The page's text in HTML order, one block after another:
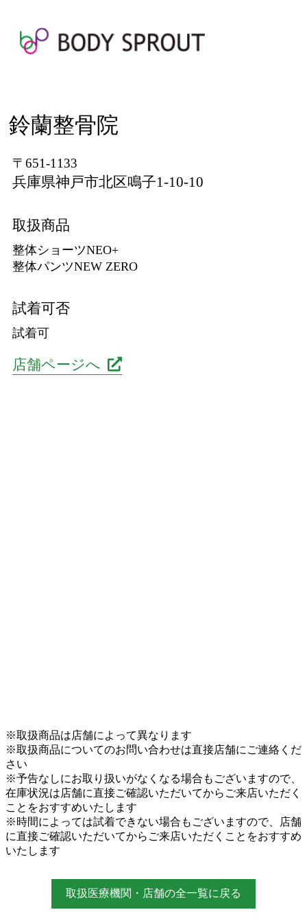
鈴蘭整骨院
〒651-1133
兵庫県神戸市北区鳴子1-10-10
取扱商品
整体ショーツNEO+
整体パンツNEW ZERO
試着可否
試着可
店舗ページへ
※取扱商品は店舗によって異なります
※取扱商品についてのお問い合わせは直接店舗にご連絡くだ
さい
※予告なしにお取り扱いがなくなる場合もございますので、
在庫状況は店舗に直接ご確認いただいてからご来店いただく
ことをおすすめいたします
※時間によっては試着できない場合もございますので、店舗
に直接ご確認いただいてからご来店いただくことをおすすめ
いたします
取扱医療機関・店舗の全一覧に戻る